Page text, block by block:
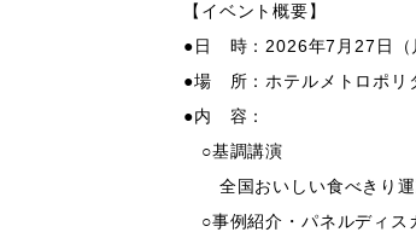
【イベント概要】
●日 時：2026年7月27日
●場 所：ホテルメトロポリ
●内 容：
○基調講演
全国おいしい食べきり運
○事例紹介・パネルディス